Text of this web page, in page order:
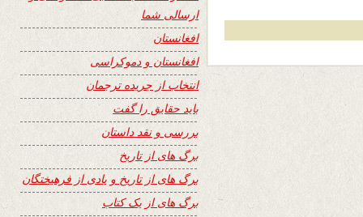
ارسالی شما
افغانستان
افغانستان و دموکراسی
انتخاب از جریده ترجمان
باید حقایق را گفت
بررسی و نقد داستان
برگ های از تاریخ
برگ های از تاریخ و یادی از فرهیختگان
برگ های از یک کتاب